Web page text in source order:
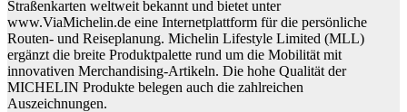
Straßenkarten weltweit bekannt und bietet unter
www.ViaMichelin.de eine Internetplattform für die persönliche
Routen- und Reiseplanung. Michelin Lifestyle Limited (MLL)
ergänzt die breite Produktpalette rund um die Mobilität mit
innovativen Merchandising-Artikeln. Die hohe Qualität der
MICHELIN Produkte belegen auch die zahlreichen
Auszeichnungen.